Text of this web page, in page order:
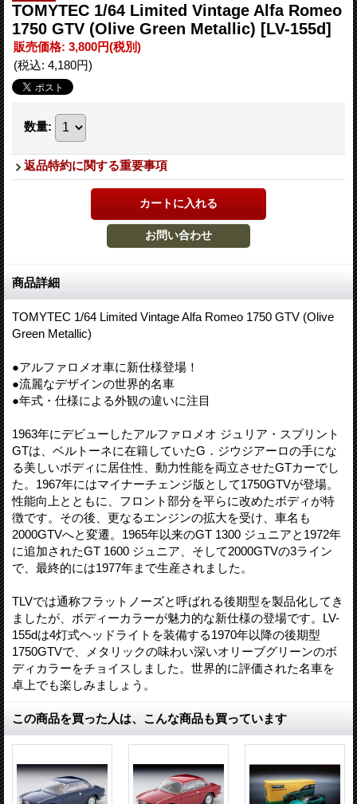
TOMYTEC 1/64 Limited Vintage Alfa Romeo
1750 GTV (Olive Green Metallic) [LV-155d]
販売価格: 3,800円(税別)
(税込: 4,180円)
数量:
返品特約に関する重要事項
商品詳細
TOMYTEC 1/64 Limited Vintage Alfa Romeo 1750 GTV (Olive
Green Metallic)
●アルファロメオ車に新仕様登場！
●流麗なデザインの世界的名車
●年式・仕様による外観の違いに注目
1963年にデビューしたアルファロメオ ジュリア・スプリント
GTは、ベルトーネに在籍していたG．ジウジアーロの手にな
る美しいボディに居住性、動力性能を両立させたGTカーでし
た。1967年にはマイナーチェンジ版として1750GTVが登場。
性能向上とともに、フロント部分を平らに改めたボディが特
徴です。その後、更なるエンジンの拡大を受け、車名も
2000GTVへと変遷。1965年以来のGT 1300 ジュニアと1972年
に追加されたGT 1600 ジュニア、そして2000GTVの3ライン
で、最終的には1977年まで生産されました。
TLVでは通称フラットノーズと呼ばれる後期型を製品化してき
ましたが、ボディーカラーが魅力的な新仕様の登場です。LV-
155dは4灯式ヘッドライトを装備する1970年以降の後期型
1750GTVで、メタリックの味わい深いオリーブグリーンのボ
ディカラーをチョイスしました。世界的に評価された名車を
卓上でも楽しみましょう。
この商品を買った人は、こんな商品も買っています